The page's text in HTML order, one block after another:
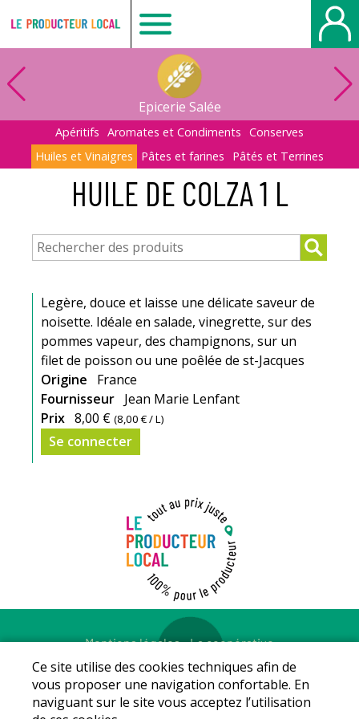
Le
producteur
local
-
Epicerie Salée
Apéritifs Aromates et Condiments Conserves
Huiles et Vinaigres
Pâtes et farines Pâtés et Terrines
HUILE DE COLZA 1 L
Legère, douce et laisse une délicate saveur de
noisette. Idéale en salade, vinegrette, sur des
pommes vapeur, des champignons, sur un
filet de poisson ou une poêlée de st-Jacques
Origine
France
Fournisseur Jean Marie Lenfant
Prix 8,00 € (8,00 €/ L)
Se connecter
Mentions légales-La coopérative
© Copyright 2026 - LE PRODUCTEUR LOCAL - Tous droits
réservés - Conception :Sarl Dynapse
Ce site utilise des cookies techniques afin de
vous proposer une navigation confortable. En
naviguant sur le site vous acceptez l’utilisation